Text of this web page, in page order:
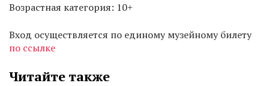
Возрастная категория: 10+
Вход осуществляется по единому музейному билету
по ссылке
Читайте также